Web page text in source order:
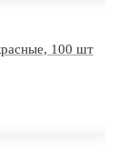
100 шт